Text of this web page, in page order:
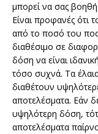
μπορεί να σας
Είναι προφανές ότι
από το ποσό του
διαθέσιμο σε
δόση να είναι
τόσο συχνά. Τα
διαθέτουν
αποτελέσματα. Εάν
υψηλότερη δόση,
αποτελέσματα